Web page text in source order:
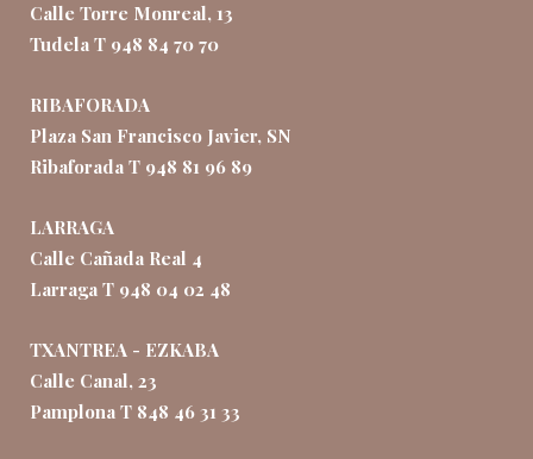
Calle Torre Monreal, 13
Tudela T 948 84 70 70
RIBAFORADA
Plaza San Francisco Javier, SN
Ribaforada T 948 81 96 89
LARRAGA
Calle Cañada Real 4
Larraga T 948 04 02 48
TXANTREA - EZKABA
Calle Canal, 23
Pamplona T 848 46 31 33